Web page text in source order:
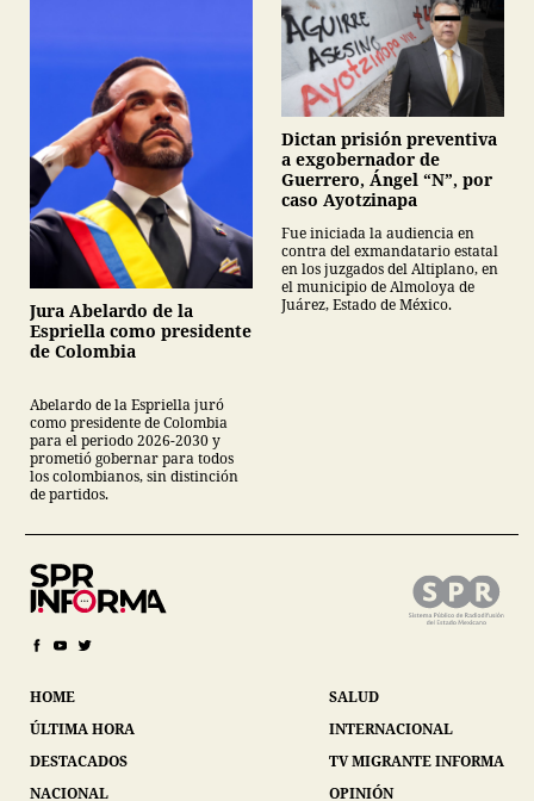
Jura Abelardo de la
Espriella como presidente
de Colombia
Abelardo de la Espriella juró
como presidente de Colombia
para el periodo 2026-2030 y
prometió gobernar para todos
los colombianos, sin distinción
de partidos.
Dictan prisión preventiva
a exgobernador de
Guerrero, Ángel “N”, por
caso Ayotzinapa
Fue iniciada la audiencia en
contra del exmandatario estatal
en los juzgados del Altiplano, en
el municipio de Almoloya de
Juárez, Estado de México.
HOME
ÚLTIMA HORA
DESTACADOS
NACIONAL
SALUD
INTERNACIONAL
TV MIGRANTE INFORMA
OPINIÓN